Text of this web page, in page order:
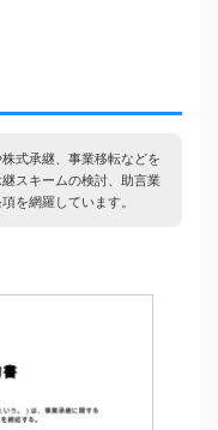
式承継、事業移転などを
スキームの検討、助言業
を網羅しています。